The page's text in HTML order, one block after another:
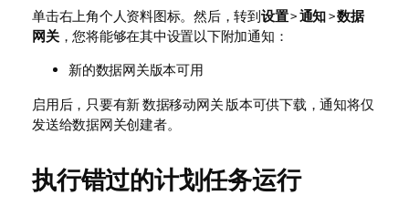
单击右上角个人资料图标。然后，转到 设置>通知>数据
网关，您将能够在其中设置以下附加通知：
新的数据网关版本可用
启用后，只要有新数据移动网关 版本可供下载，通知将仅
发送给数据网关创建者。
执行错过的计划任务运行